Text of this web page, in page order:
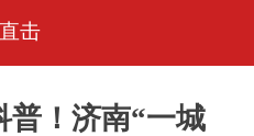
击
普！济南“一城